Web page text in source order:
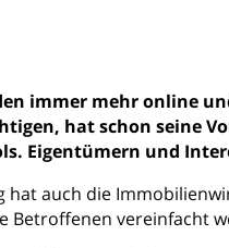
immer mehr online
hat schon seine
Eigentümern und
hat auch die
Betroffenen vereinfacht